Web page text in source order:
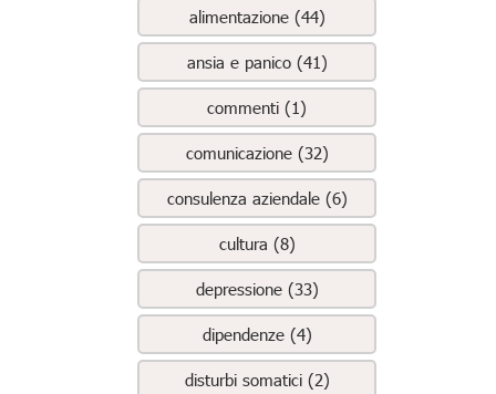
alimentazione (44)
ansia e panico (41)
commenti (1)
comunicazione (32)
consulenza aziendale (6)
cultura (8)
depressione (33)
dipendenze (4)
disturbi somatici (2)